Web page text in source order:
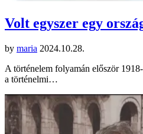
Volt egyszer egy
by maria 2024.10.28.
A történelem folyamán először
a történelmi…